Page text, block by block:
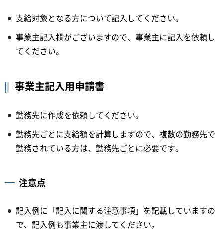
支給対象となる方について記入してください。
事業主記入欄がございますので、事業主に記入を依頼し
てください。
事業主記入用申請書
勤務先に作成を依頼してください。
勤務先ごとに支給額を計算しますので、複数の勤務先で
勤務されている方は、勤務先ごとに必要です。
注意点
記入例に「記入に関する注意事項」を記載していますの
で、記入例も事業主に渡してください。